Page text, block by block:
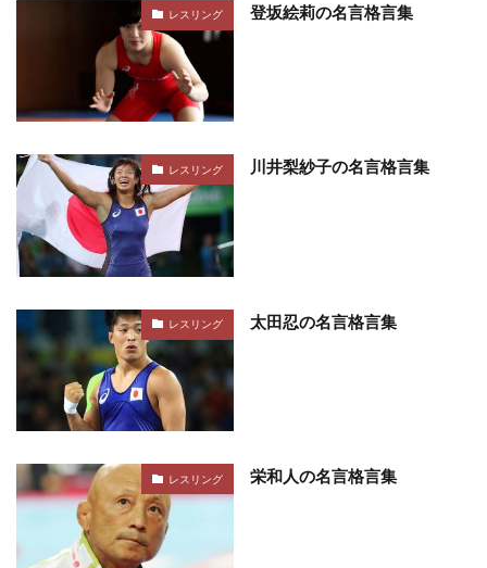
レスリング 登坂絵莉の名言格言集
レスリング 川井梨紗子の名言格言集
レスリング 太田忍の名言格言集
レスリング 栄和人の名言格言集